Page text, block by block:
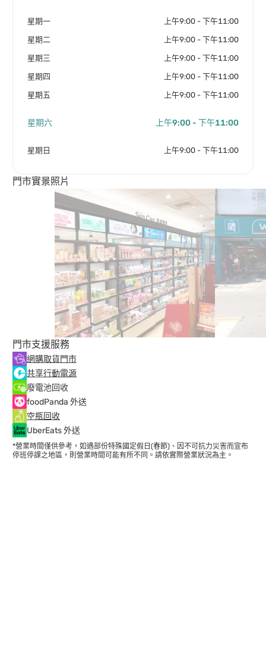
星期一 上午9:00 - 下午11:00
星期二 上午9:00 - 下午11:00
星期三 上午9:00 - 下午11:00
星期四 上午9:00 - 下午11:00
星期五 上午9:00 - 下午11:00
星期六 上午9:00 - 下午11:00
星期日 上午9:00 - 下午11:00
門市實景照片
門市支援服務
網購取貨門市
共享行動電源
廢電池回收
foodPanda 外送
空瓶回收
UberEats 外送
*營業時間僅供參考，如遇部份特殊國定假日(春節)、因不可抗力災害而宣布
停班停課之地區，則營業時間可能有所不同。請依實際營業狀況為主。